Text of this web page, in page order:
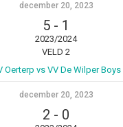
december 20, 2023
5 - 1
2023/2024
VELD 2
Oerterp vs VV De Wilper Boys
december 20, 2023
2 - 0